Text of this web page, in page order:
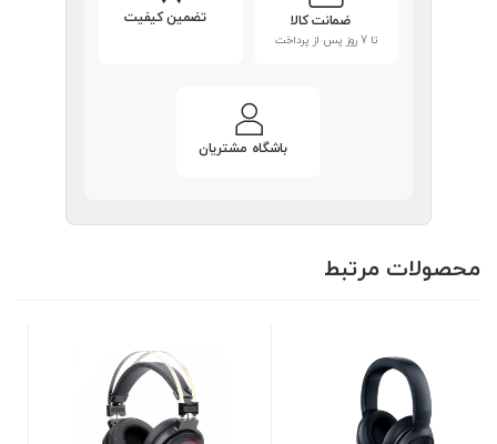
ضمانت کالا
تا 7 روز پس از پرداخت
تضمین کیفیت
باشگاه مشتریان
محصولات مرتبط